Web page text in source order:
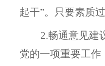
起干”。只要素质
2.畅通意见建
党的一项重要工